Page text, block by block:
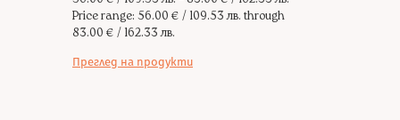
Price range: 56.00 € / 109.53 лв. through
83.00 € / 162.33 лв.
Преглед на продукти